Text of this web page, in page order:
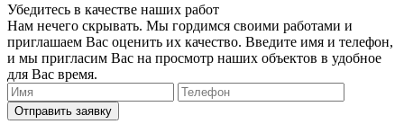
Убедитесь в качестве наших работ
Нам нечего скрывать. Мы гордимся своими работами и
приглашаем Вас оценить их качество. Введите имя и телефон,
и мы пригласим Вас на просмотр наших объектов в удобное
для Вас время.
Отправить заявку